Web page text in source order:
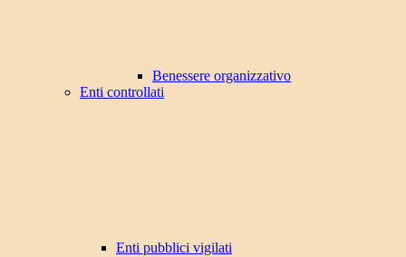
Benessere organizzativo
Enti controllati
Enti pubblici vigilati